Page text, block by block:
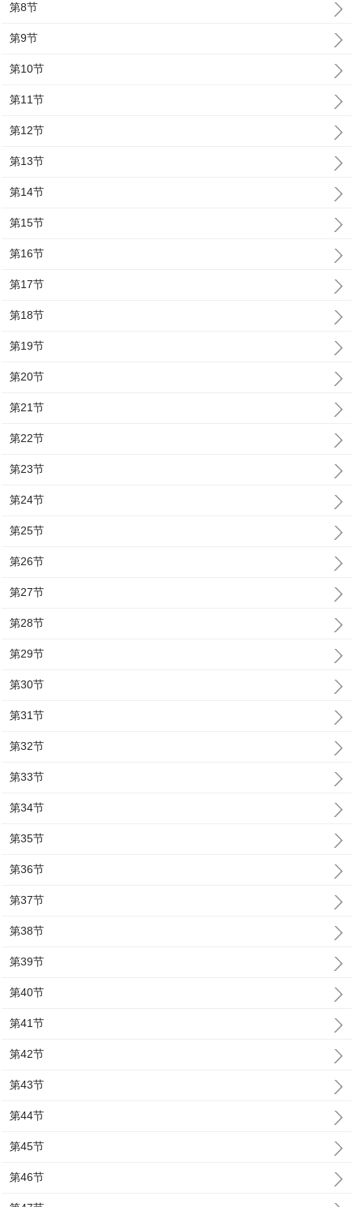
第8节
第9节
第10节
第11节
第12节
第13节
第14节
第15节
第16节
第17节
第18节
第19节
第20节
第21节
第22节
第23节
第24节
第25节
第26节
第27节
第28节
第29节
第30节
第31节
第32节
第33节
第34节
第35节
第36节
第37节
第38节
第39节
第40节
第41节
第42节
第43节
第44节
第45节
第46节